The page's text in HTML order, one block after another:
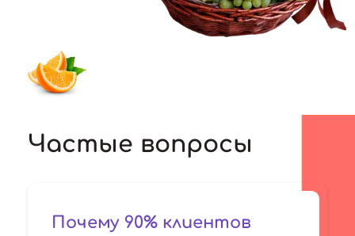
Частые вопросы
Почему 90% клиентов